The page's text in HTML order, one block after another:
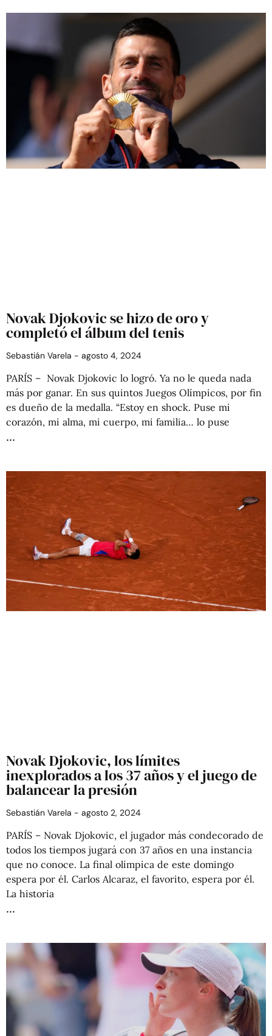
Novak Djokovic se hizo de oro y
completó el álbum del tenis
Sebastián Varela agosto 4, 2024
PARÍS – Novak Djokovic lo logró. Ya no le queda nada
más por ganar. En sus quintos Juegos Olímpicos, por fin
es dueño de la medalla. “Estoy en shock. Puse mi
corazón, mi alma, mi cuerpo, mi familia… lo puse
Novak Djokovic, los límites
inexplorados a los 37 años y el juego de
balancear la presión
Sebastián Varela agosto 2, 2024
PARÍS – Novak Djokovic, el jugador más condecorado de
todos los tiempos jugará con 37 años en una instancia
que no conoce. La final olímpica de este domingo
espera por él. Carlos Alcaraz, el favorito, espera por él.
La historia